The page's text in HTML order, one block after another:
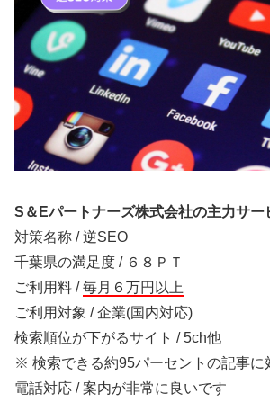
S＆Eパートナーズ株式会社の主力サー
対策名称 / 逆SEO
千葉県の満足度 / ６８ＰＴ
ご利用料 /毎月６万円以上
ご利用対象 / 企業(国内対応)
検索順位が下がるサイト / 5ch他
※ 検索できる約95パーセントの記事に
電話対応 / 案内が非常に良いです